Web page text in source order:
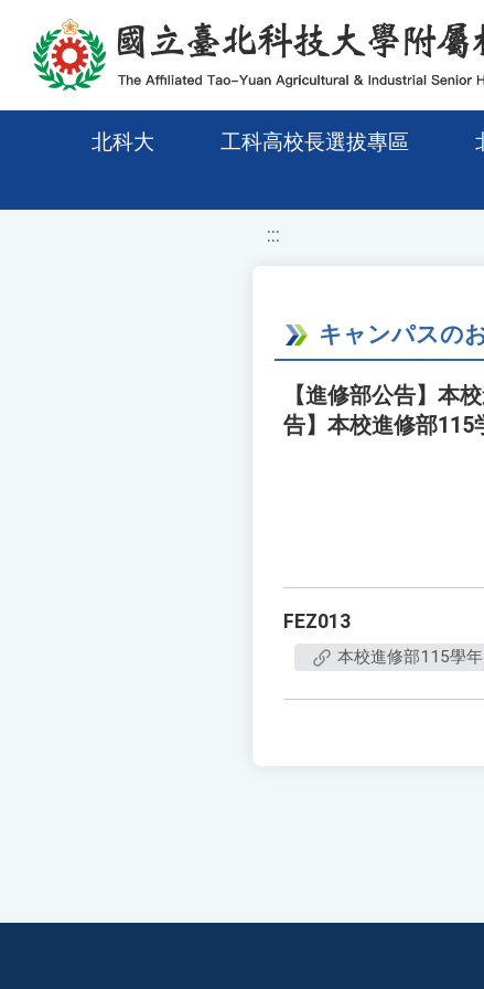
移至網頁之主要內容區位置
北科大 工科高校長選拔專區
:::
キャンパスの
【進修部公告】本
告】本校進修部115
FEZ013
本校進修部115學